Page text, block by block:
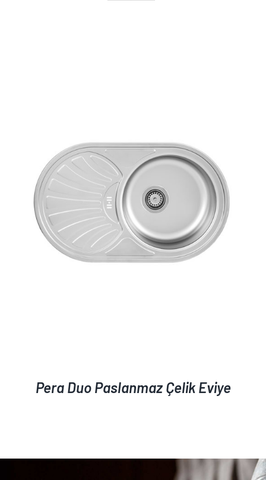
AYRINTILAR
Pera Duo Paslanmaz Çelik Eviye